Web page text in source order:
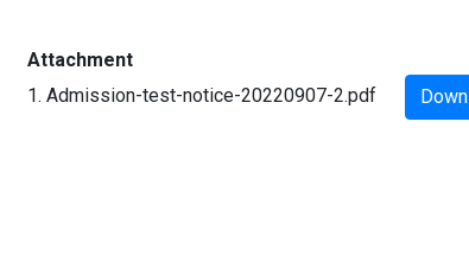
Attachment
1. Admission-test-notice-20220907-2.pdf